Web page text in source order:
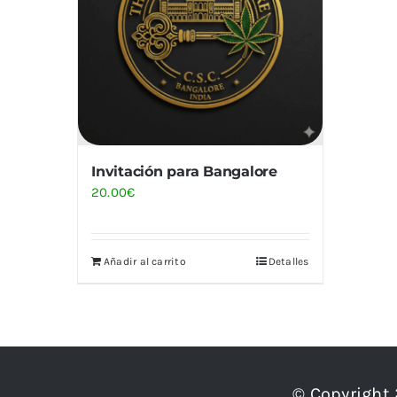
Invitación para Bangalore
20.00€
Añadir al carrito Detalles